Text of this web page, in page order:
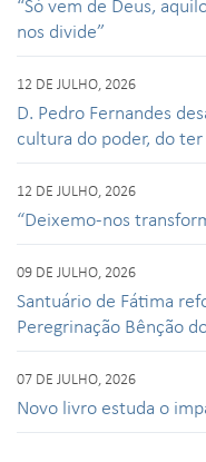
nos divide”
12 DE JULHO, 2026
D. Pedro Fernandes
cultura do poder, do
12 DE JULHO, 2026
“Deixemo-nos
09 DE JULHO, 2026
Santuário de Fátima
Peregrinação Bênção
07 DE JULHO, 2026
Novo livro estuda o